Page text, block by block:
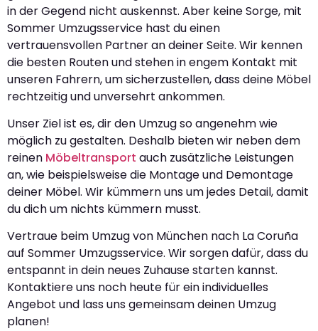
in der Gegend nicht auskennst. Aber keine Sorge, mit
Sommer Umzugsservice hast du einen
vertrauensvollen Partner an deiner Seite. Wir kennen
die besten Routen und stehen in engem Kontakt mit
unseren Fahrern, um sicherzustellen, dass deine Möbel
rechtzeitig und unversehrt ankommen.
Unser Ziel ist es, dir den Umzug so angenehm wie
möglich zu gestalten. Deshalb bieten wir neben dem
reinen Möbeltransport auch zusätzliche Leistungen
an, wie beispielsweise die Montage und Demontage
deiner Möbel. Wir kümmern uns um jedes Detail, damit
du dich um nichts kümmern musst.
Vertraue beim Umzug von München nach La Coruña
auf Sommer Umzugsservice. Wir sorgen dafür, dass du
entspannt in dein neues Zuhause starten kannst.
Kontaktiere uns noch heute für ein individuelles
Angebot und lass uns gemeinsam deinen Umzug
planen!